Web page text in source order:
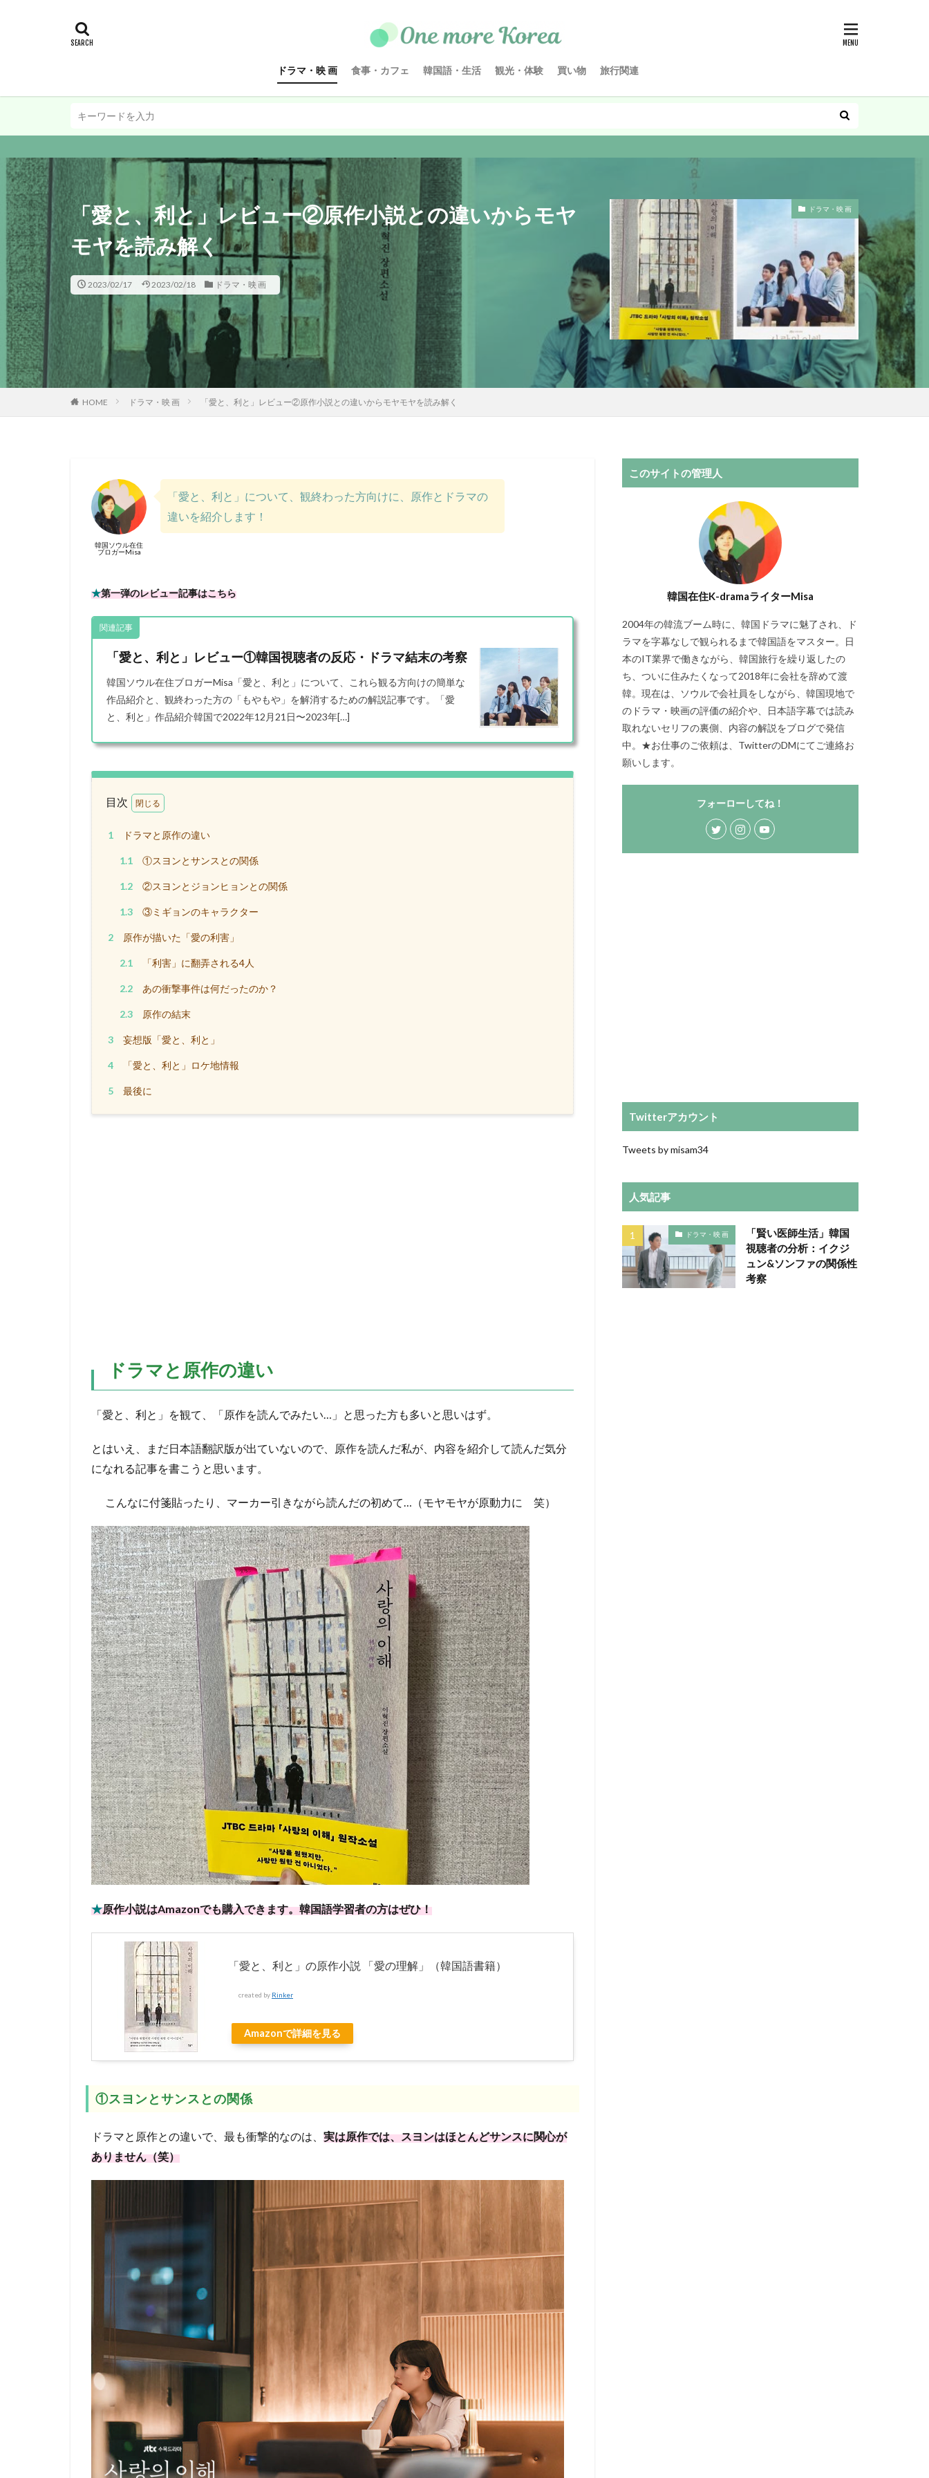
ドラマ・映 画 食事・カフェ 韓国語・生活 観光・体験 買い物 旅行関連
「愛と、利と」レビュー②原作小説との違いからモヤ
モヤを読み解く
2023/02/17 2023/02/18 ドラマ・映 画
ドラマ・映 画
HOME ドラマ・映 画 「愛と、利と」レビュー②原作小説との違いからモヤモヤを読み解く
韓国ソウル在住
ブロガーMisa
「愛と、利と」について、観終わった方向けに、原作とドラマの
違いを紹介します！
★第一弾のレビュー記事はこちら
関連記事
「愛と、利と」レビュー①韓国視聴者の反応・ドラマ結末の考察
韓国ソウル在住ブロガーMisa「愛と、利と」について、これら観る方向けの簡単な
作品紹介と、観終わった方の「もやもや」を解消するための解説記事です。「愛
と、利と」作品紹介韓国で2022年12月21日〜2023年[…]
目次
1 ドラマと原作の違い
1.1 ①スヨンとサンスとの関係
1.2 ②スヨンとジョンヒョンとの関係
1.3 ③ミギョンのキャラクター
2 原作が描いた「愛の利害」
2.1 「利害」に翻弄される4人
2.2 あの衝撃事件は何だったのか？
2.3 原作の結末
3 妄想版「愛と、利と」
4 「愛と、利と」ロケ地情報
5 最後に
ドラマと原作の違い
「愛と、利と」を観て、「原作を読んでみたい…」と思った方も多いと思いはず。
とはいえ、まだ日本語翻訳版が出ていないので、原作を読んだ私が、内容を紹介して読んだ気分
になれる記事を書こうと思います。
こんなに付箋貼ったり、マーカー引きながら読んだの初めて…（モヤモヤが原動力に 笑）
★原作小説はAmazonでも購入できます。韓国語学習者の方はぜひ！
「愛と、利と」の原作小説 「愛の理解」（韓国語書籍）
created by Rinker
Amazonで詳細を見る
①スヨンとサンスとの関係
ドラマと原作との違いで、最も衝撃的なのは、 実は原作では、スヨンはほとんどサンスに関心が
ありません（笑）
このサイトの管理人
韓国在住K-dramaライターMisa
2004年の韓流ブーム時に、韓国ドラマに魅了され、ド
ラマを字幕なしで観られるまで韓国語をマスター。日
本のIT業界で働きながら、韓国旅行を繰り返したの
ち、ついに住みたくなって2018年に会社を辞めて渡
韓。現在は、ソウルで会社員をしながら、韓国現地で
のドラマ・映画の評価の紹介や、日本語字幕では読み
取れないセリフの裏側、内容の解説をブログで発信
中。★お仕事のご依頼は、TwitterのDMにてご連絡お
願いします。
フォーローしてね！
Twitterアカウント
Tweets by misam34
人気記事
ドラマ・映 画
「賢い医師生活」韓国
視聴者の分析：イクジ
ュン&ソンファの関係性
考察